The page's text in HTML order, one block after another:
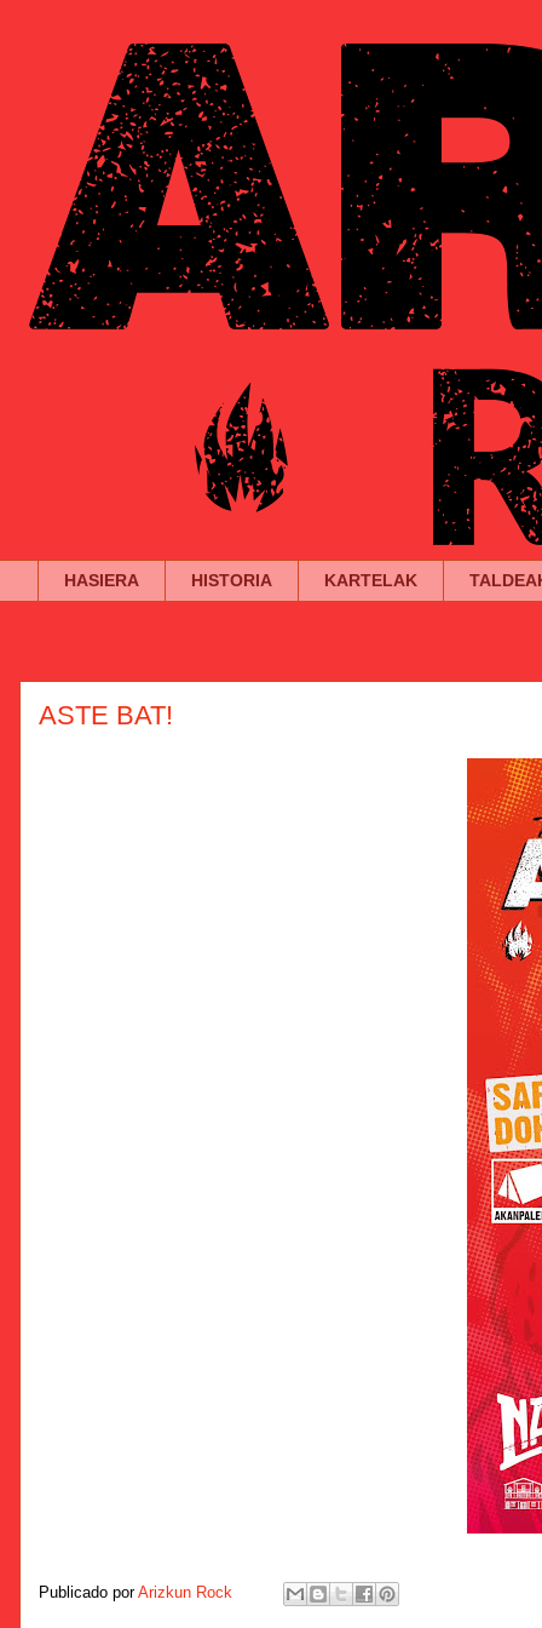
HASIERA HISTORIA KARTELAK
ASTE BAT!
Publicado porArizkun Rock